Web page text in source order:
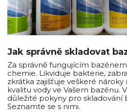
Jak správně skladovat
Za správně fungujícím
chemie. Likviduje bakterie,
zkrátka zajišťuje veškeré nároky
kvalitu vody ve Vašem bazénu.
důležité pokyny pro skladování
Seznamte se s nimi.